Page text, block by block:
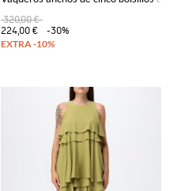
320,00 €
224,00 €
-30%